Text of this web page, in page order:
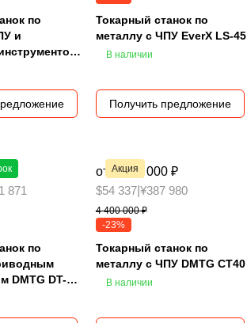
по
и
Токарный станок по
металлу с ЧПУ EverX LS-45
В наличии
Получить предложение
₽
871
по
DMTG DT-
Акция
от 3 390 000 ₽
$54 337| ¥387 980
4 400 000 ₽
-23%
Токарный станок по
металлу с ЧПУ DMTG CT40
В наличии